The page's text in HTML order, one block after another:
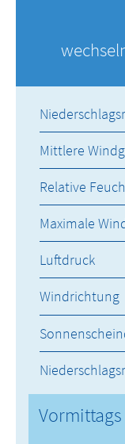
Mittlere
Relative
Maximale
Luftdruck
Windrichtung
Vormittags